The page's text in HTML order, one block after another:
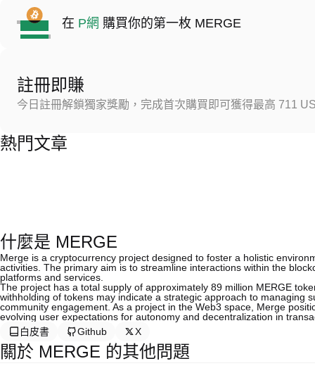
在 P網 購買你的第一枚 MERGE
註冊即賺
今日註冊解鎖獨家獎勵，完成首次購買即可獲得最高 711
熱門文章
什麼是 MERGE
Merge is a cryptocurrency project designed to foster a holistic
activities. The primary aim is to streamline interactions within the
platforms and services.
The project has a total supply of approximately 89 million MERGE
withholding of tokens may indicate a strategic approach to managing
community engagement. As a project in the Web3 space, Merge
evolving user expectations for autonomy and decentralization in
白皮書
Github X
關於 MERGE 的其他問題